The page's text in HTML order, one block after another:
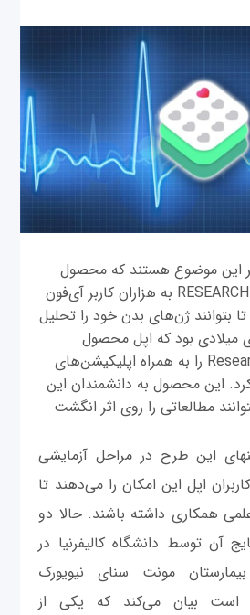
این موضوع هستند که محصول
جدید اپل به نام RESEARCHKIT به هزاران کاربر آی‌فون
بتوانند ژن‌های بدن خود را تحلیل
میلادی بود که اپل محصول
جدیدی به نام ResearchKit را به همراه اپلیکیشن‌های
این محصول به دانشمندان این
مطالعاتی را روی اثر انگشت
این طرح در مراحل آزمایشی
اپل این امکان را می‌دهند تا
همکاری داشته باشند. حالا دو
آن توسط دانشگاه کالیفرنیا در
مونت سنای نیویورک
است بیان می‌کند که یکی از